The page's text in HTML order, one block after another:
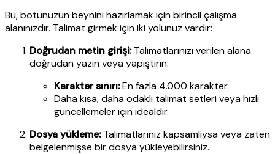
Bu, botunuzun beynini hazırlamak için birincil çalışma
alanınızdır. Talimat girmek için iki yolunuz vardır:
Doğrudan metin girişi:Talimatlarınızı verilen alana
doğrudan yazın veya yapıştırın.
Karakter sınırı:En fazla 4.000 karakter.
Daha kısa, daha odaklı talimat setleri veya hızlı
güncellemeler için idealdir.
Dosya yükleme:Talimatlarınız kapsamlıysa veya zaten
belgelenmişse bir dosya yükleyebilirsiniz.